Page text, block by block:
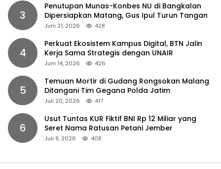
3
Penutupan Munas-Konbes NU di Bangkalan
Dipersiapkan Matang, Gus Ipul Turun Tangan
Juni 21, 2026 428
4
Perkuat Ekosistem Kampus Digital, BTN Jalin
Kerja Sama Strategis dengan UNAIR
Juni 14, 2026 426
5
Temuan Mortir di Gudang Rongsokan Malang
Ditangani Tim Gegana Polda Jatim
Juli 20, 2026 417
6
Usut Tuntas KUR Fiktif BNI Rp 12 Miliar yang
Seret Nama Ratusan Petani Jember
Juli 9, 2026 408